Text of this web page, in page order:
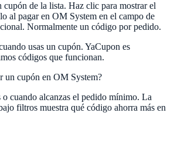
cupón de la lista. Haz clic para mostrar el
al pagar en OM System en el campo de
Normalmente un código por pedido.
usas un cupón. YaCupon es
códigos que funcionan.
un cupón en OM System?
o cuando alcanzas el pedido mínimo. La
filtros muestra qué código ahorra más en